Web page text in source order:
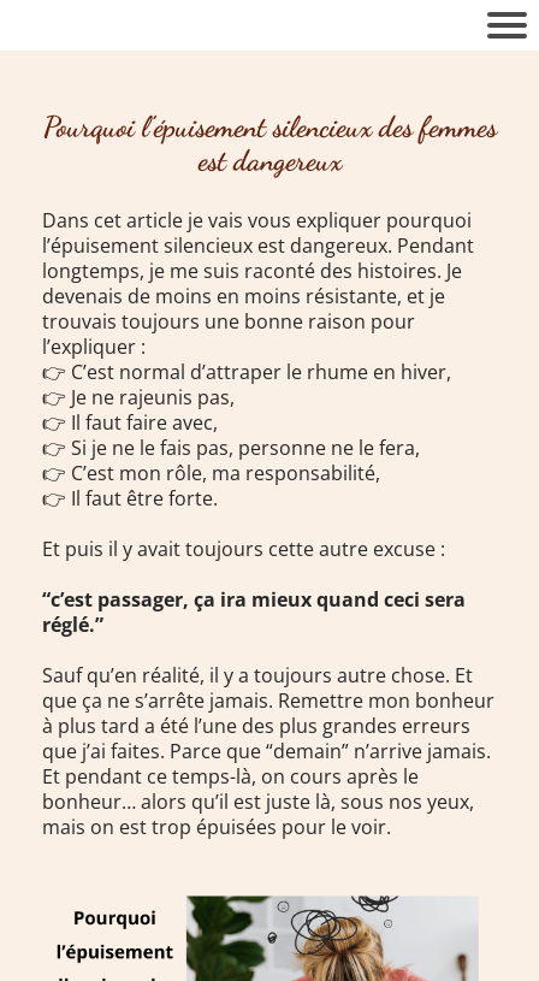
Pourquoi l’épuisement silencieux des femmes
est dangereux
Dans cet article je vais vous expliquer pourquoi
l’épuisement silencieux est dangereux. Pendant
longtemps, je me suis raconté des histoires. Je
devenais de moins en moins résistante, et je
trouvais toujours une bonne raison pour
l’expliquer :
👉 C’est normal d’attraper le rhume en hiver,
👉 Je ne rajeunis pas,
👉 Il faut faire avec,
👉 Si je ne le fais pas, personne ne le fera,
👉 C’est mon rôle, ma responsabilité,
👉 Il faut être forte.
Et puis il y avait toujours cette autre excuse :
“c’est passager, ça ira mieux quand ceci sera
réglé.”
Sauf qu’en réalité, il y a toujours autre chose. Et
que ça ne s’arrête jamais. Remettre mon bonheur
à plus tard a été l’une des plus grandes erreurs
que j’ai faites. Parce que “demain” n’arrive jamais.
Et pendant ce temps-là, on cours après le
bonheur… alors qu’il est juste là, sous nos yeux,
mais on est trop épuisées pour le voir.